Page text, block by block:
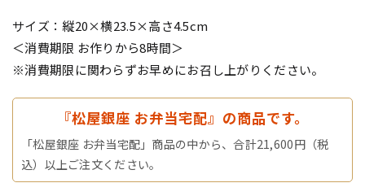
サイズ：縦20×横23.5×高さ4.5cm
＜消費期限 お作りから8時間＞
※消費期限に関わらずお早めにお召し上がりください。
『松屋銀座 お弁当宅配』の商品です。
「松屋銀座 お弁当宅配」商品の中から、合計21,600円（税
込）以上ご注文ください。